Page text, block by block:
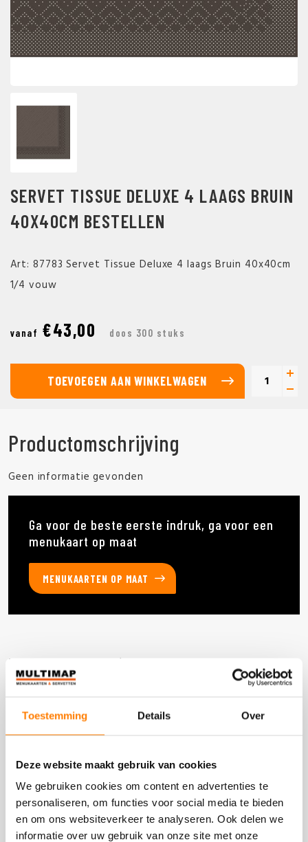
Toestemming Details Over
Deze website maakt gebruik van cookies
We gebruiken cookies om content en advertenties te
personaliseren, om functies voor social media te bieden
en om ons websiteverkeer te analyseren. Ook delen we
informatie over uw gebruik van onze site met onze
SERVET TISSUE DELUXE 4 LAAGS BRUIN
40X40CM BESTELLEN
Art: 87783 Servet Tissue Deluxe 4 laags Bruin 40x40cm
1/4 vouw
vanaf €43,00 doos 300 stuks
TOEVOEGEN AAN WINKELWAGEN
Productomschrijving
Geen informatie gevonden
Ga voor de beste eerste indruk, ga voor een
menukaart op maat
MENUKAARTEN OP MAAT
Deze producten heb je eerder bekeken
DOOS 300 STUKS